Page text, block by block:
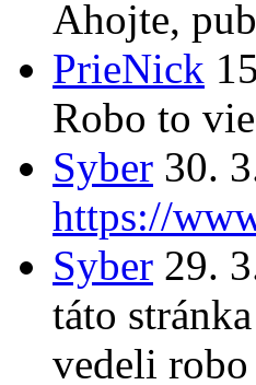
Ahojte,
PrieNick
Robo to vie
Syber 30.
https://
Syber 29.
táto
vedeli robo